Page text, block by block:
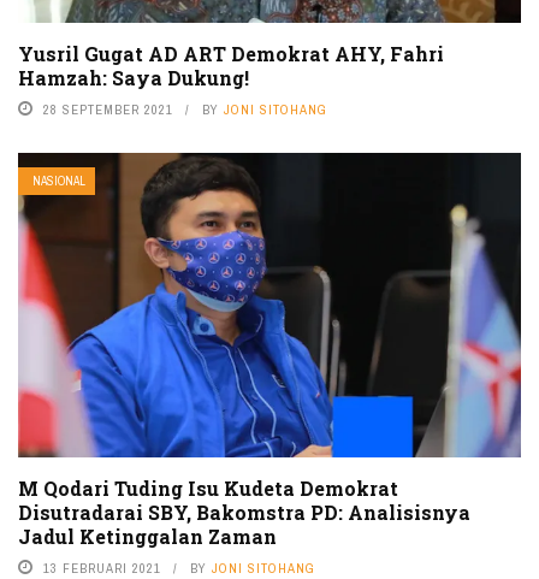
Yusril Gugat AD ART Demokrat AHY, Fahri
Hamzah: Saya Dukung!
28 SEPTEMBER 2021 BY JONI SITOHANG
NASIONAL
M Qodari Tuding Isu Kudeta Demokrat
Disutradarai SBY, Bakomstra PD: Analisisnya
Jadul Ketinggalan Zaman
13 FEBRUARI 2021 BY JONI SITOHANG